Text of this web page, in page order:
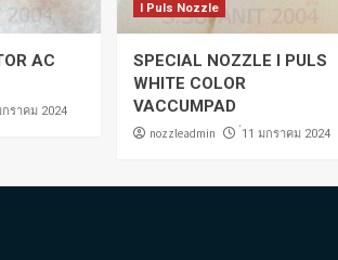
AC
กราคม 2024
I Puls Nozzle
SPECIAL NOZZLE I PULS
WHITE COLOR
VACCUMPAD
nozzleadmin ่11 มกราคม 2024